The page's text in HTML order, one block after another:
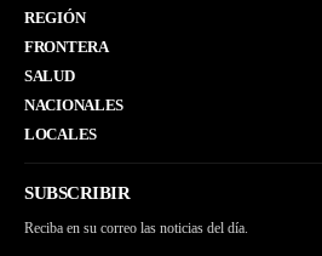
REGIÓN
FRONTERA
SALUD
NACIONALES
LOCALES
SUBSCRIBIR
Reciba en su correo las noticias del día.